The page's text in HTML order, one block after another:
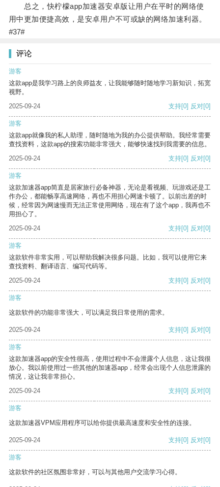
总之，快柠檬app加速器安卓版让用户在平时的网络使
用中更加便捷高效，是安卓用户不可或缺的网络加速利器。
#37#
评论
游客
这款app是我学习路上的良师益友，让我能够随时随地学习新知识，拓宽
视野。
2025-09-24
支持[0] 反对[0]
游客
这款app就像我的私人助理，随时随地为我的办公提供帮助。我经常需要
查找资料，这款app的搜索功能非常强大，能够快速找到我需要的信息。
2025-09-24
支持[0] 反对[0]
游客
这款加速器app简直是居家旅行必备神器，无论是看视频、玩游戏还是工
作办公，都能畅享高速网络，再也不用担心网速卡顿了。以前出差的时
候，经常因为网速慢而无法正常使用网络，现在有了这个app，我再也不
用担心了。
2025-09-24
支持[0] 反对[0]
游客
这款软件非常实用，可以帮助我解决很多问题。比如，我可以使用它来
查找资料、翻译语言、编写代码等。
2025-09-24
支持[0] 反对[0]
游客
这款软件的功能非常强大，可以满足我日常使用的需求。
2025-09-24 支持[0] 反对[0]
游客
这款加速器app的安全性很高，使用过程中不会泄露个人信息，这让我很
放心。我以前使用过一些其他的加速器app，经常会出现个人信息泄露的
情况，这让我非常担心。
2025-09-24
支持[0] 反对[0]
游客
这款加速器VPM应用程序可以给你提供最高速度和安全性的连接。
2025-09-24 支持[0] 反对[0]
游客
这款软件的社区氛围非常好，可以与其他用户交流学习心得。